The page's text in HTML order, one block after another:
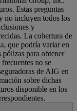
Estas preguntas
no incluyen todos los
y
La cobertura de
que podría variar en
para obtener
no se
de AIG en
sobre dichas
disponible en los